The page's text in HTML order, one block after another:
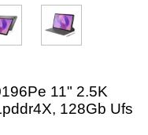
11" 2.5K
128Gb Ufs